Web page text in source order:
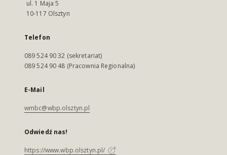
ul. 1 Maja 5
10-117 Olsztyn
Telefon
089 524 90 32 (sekretariat)
089 524 90 48 (Pracownia Regionalna)
E-Mail
wmbc@wbp.olsztyn.pl
Odwiedź nas!
https://www.wbp.olsztyn.pl/